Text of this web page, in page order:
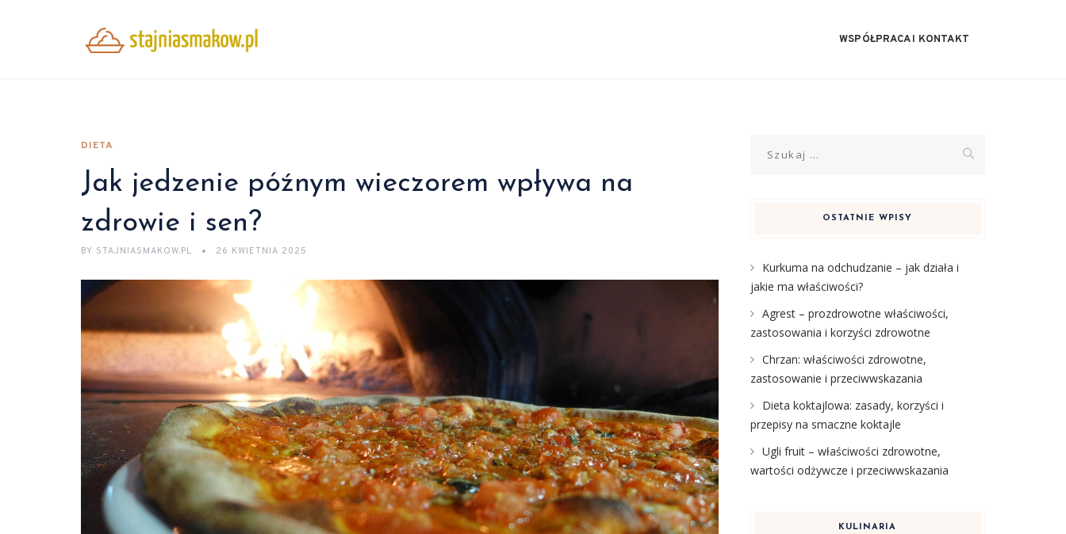
WSPÓŁPRACA I KONTAKT
DIETA
Jak jedzenie późnym wieczorem wpływa na
zdrowie i sen?
BY STAJNIASMAKOW.PL 26 KWIETNIA 2025
OSTATNIE WPISY
Kurkuma na odchudzanie – jak działa i
jakie ma właściwości?
Agrest – prozdrowotne właściwości,
zastosowania i korzyści zdrowotne
Chrzan: właściwości zdrowotne,
zastosowanie i przeciwwskazania
Dieta koktajlowa: zasady, korzyści i
przepisy na smaczne koktajle
Ugli fruit – właściwości zdrowotne,
wartości odżywcze i przeciwwskazania
KULINARIA